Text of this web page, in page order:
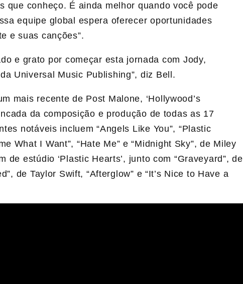
que conheço. É ainda melhor quando você pode
equipe global espera oferecer oportunidades
e suas canções”.
e grato por começar esta jornada com Jody,
Universal Music Publishing”, diz Bell.
mais recente de Post Malone, ‘Hollywood’s
da composição e produção de todas as 17
notáveis ​​incluem “Angels Like You”, “Plastic
What I Want”, “Hate Me” e “Midnight Sky”, de Miley
de estúdio ‘Plastic Hearts’, junto com “Graveyard”, de
de Taylor Swift, “Afterglow” e “It’s Nice to Have a